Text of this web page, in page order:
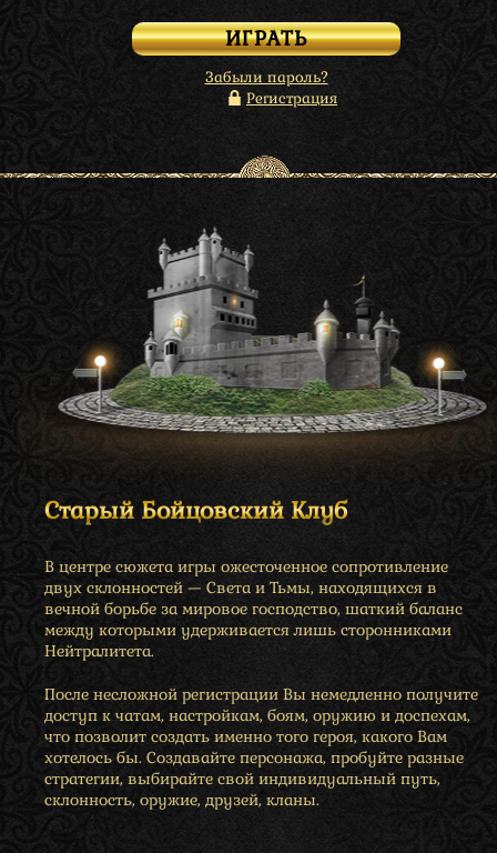
Забыли пароль?
Регистрация
Старый Бойцовский Клуб
В центре сюжета игры ожесточенное сопротивление
двух склонностей — Света и Тьмы, находящихся в
вечной борьбе за мировое господство, шаткий баланс
между которыми удерживается лишь сторонниками
Нейтралитета.
После несложной регистрации Вы немедленно получите
доступ к чатам, настройкам, боям, оружию и доспехам,
что позволит создать именно того героя, какого Вам
хотелось бы. Создавайте персонажа, пробуйте разные
стратегии, выбирайте свой индивидуальный путь,
склонность, оружие, друзей, кланы.